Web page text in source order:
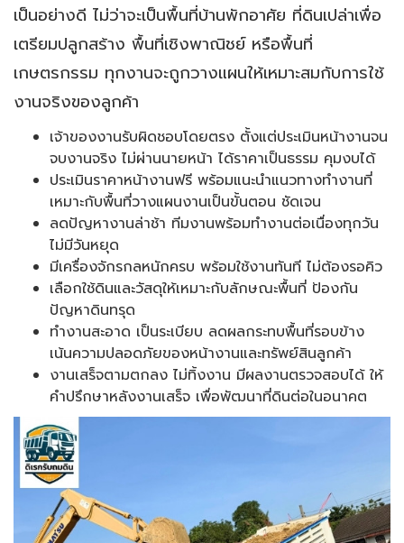
เป็นอย่างดี ไม่ว่าจะเป็นพื้นที่บ้านพักอาศัย ที่ดินเปล่าเพื่อ
เตรียมปลูกสร้าง พื้นที่เชิงพาณิชย์ หรือพื้นที่
เกษตรกรรม ทุกงานจะถูกวางแผนให้เหมาะสมกับการใช้
งานจริงของลูกค้า
เจ้าของงานรับผิดชอบโดยตรง ตั้งแต่ประเมินหน้างานจน
จบงานจริง ไม่ผ่านนายหน้า ได้ราคาเป็นธรรม คุมงบได้
ประเมินราคาหน้างานฟรี พร้อมแนะนำแนวทางทำงานที่
เหมาะกับพื้นที่วางแผนงานเป็นขั้นตอน ชัดเจน
ลดปัญหางานล่าช้า ทีมงานพร้อมทำงานต่อเนื่องทุกวัน
ไม่มีวันหยุด
มีเครื่องจักรกลหนักครบ พร้อมใช้งานทันที ไม่ต้องรอคิว
เลือกใช้ดินและวัสดุให้เหมาะกับลักษณะพื้นที่ ป้องกัน
ปัญหาดินทรุด
ทำงานสะอาด เป็นระเบียบ ลดผลกระทบพื้นที่รอบข้าง
เน้นความปลอดภัยของหน้างานและทรัพย์สินลูกค้า
งานเสร็จตามตกลง ไม่ทิ้งงาน มีผลงานตรวจสอบได้ ให้
คำปรึกษาหลังงานเสร็จ เพื่อพัฒนาที่ดินต่อในอนาคต